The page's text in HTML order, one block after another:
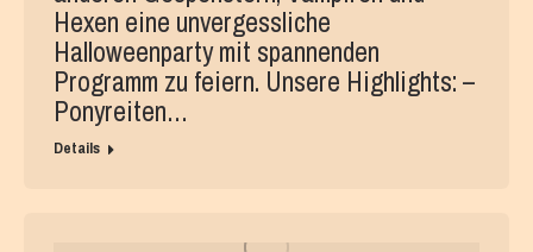
Hexen eine unvergessliche
Halloweenparty mit spannenden
Programm zu feiern. Unsere Highlights: –
Ponyreiten…
Details